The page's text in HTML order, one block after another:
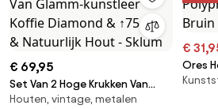
€ 69,95
Set Van 2 Hoge Krukken Van
Glamm-kunstleer Koffie
Houten, vintage, metalen
€
Ores
Moka